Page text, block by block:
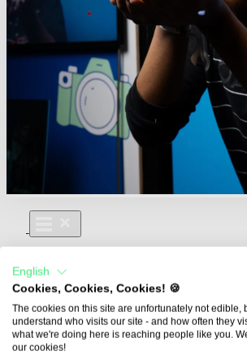
Aus- und Weiterbildungen
Für Lehre & Ausbildung
Media For You
Über Uns
English
Cookies, Cookies, Cookies! 🍪
The cookies on this site are unfortunately not edible,
understand who visits our site - and how often they
what we're doing here is reaching people like you.
our cookies!